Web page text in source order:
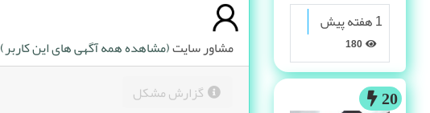
1 هفته پیش
20
مشاور سایت(مشاهده همه آگهی های این کاربر)
گزارش مشکل